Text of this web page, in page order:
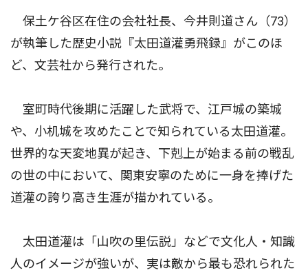
保土ケ谷区在住の会社社長、今井則道さん（73）
が執筆した歴史小説『太田道灌勇飛録』がこのほ
ど、文芸社から発行された。
室町時代後期に活躍した武将で、江戸城の築城
や、小机城を攻めたことで知られている太田道灌。
世界的な天変地異が起き、下剋上が始まる前の戦乱
の世の中において、関東安寧のために一身を捧げた
道灌の誇り高き生涯が描かれている。
太田道灌は「山吹の里伝説」などで文化人・知識
人のイメージが強いが、実は敵から最も恐れられた